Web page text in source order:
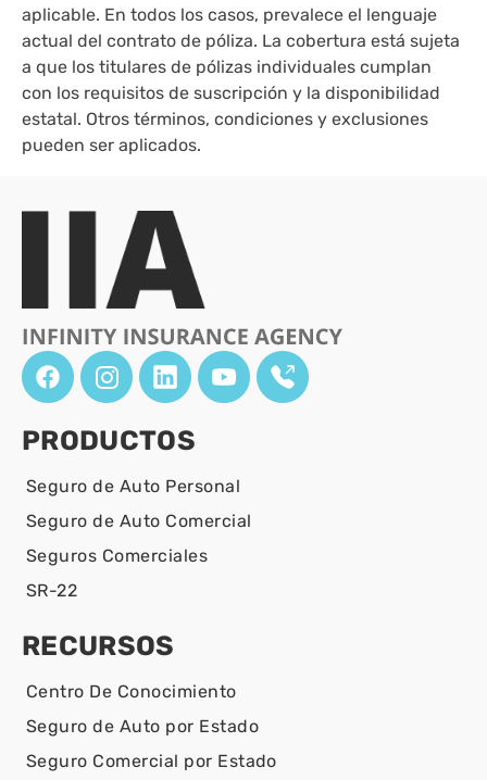
aplicable. En todos los casos, prevalece el lenguaje
actual del contrato de póliza. La cobertura está sujeta
a que los titulares de pólizas individuales cumplan
con los requisitos de suscripción y la disponibilidad
estatal. Otros términos, condiciones y exclusiones
pueden ser aplicados.
PRODUCTOS
Seguro de Auto Personal
Seguro de Auto Comercial
Seguros Comerciales
SR-22
RECURSOS
Centro De Conocimiento
Seguro de Auto por Estado
Seguro Comercial por Estado